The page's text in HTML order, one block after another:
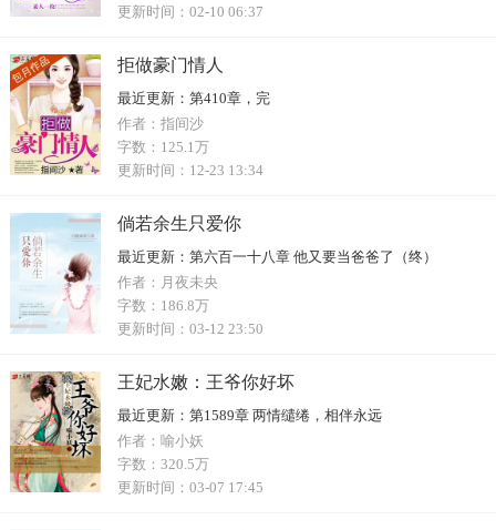
更新时间： 02-10 06:37
拒做豪门情人
最近更新： 第410章，完
作者： 指间沙
字数： 125.1万
更新时间： 12-23 13:34
倘若余生只爱你
最近更新： 第六百一十八章 他又要当爸爸了（终）
作者： 月夜未央
字数： 186.8万
更新时间： 03-12 23:50
王妃水嫩：王爷你好坏
最近更新： 第1589章 两情缱绻，相伴永远
作者： 喻小妖
字数： 320.5万
更新时间： 03-07 17:45